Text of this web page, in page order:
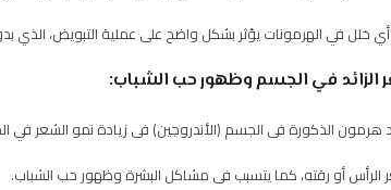
خلل في الهرمونات يؤثر بشكل واضح على عملية التبويض، الذي
الزائد في الجسم وظهور حب الشباب:
هرمون الذكورة فى الجسم (الأندروجين) فى زيادة نمو الشعر في
أو رقته، كما يتسبب فى مشاكل البشرة وظهور حب الشباب.